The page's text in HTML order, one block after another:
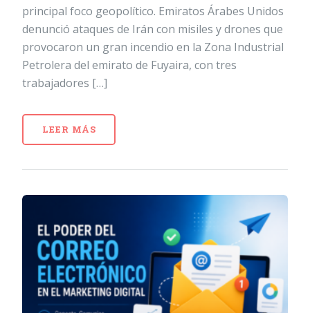
principal foco geopolítico. Emiratos Árabes Unidos
denunció ataques de Irán con misiles y drones que
provocaron un gran incendio en la Zona Industrial
Petrolera del emirato de Fuyaira, con tres
trabajadores […]
LEER MÁS